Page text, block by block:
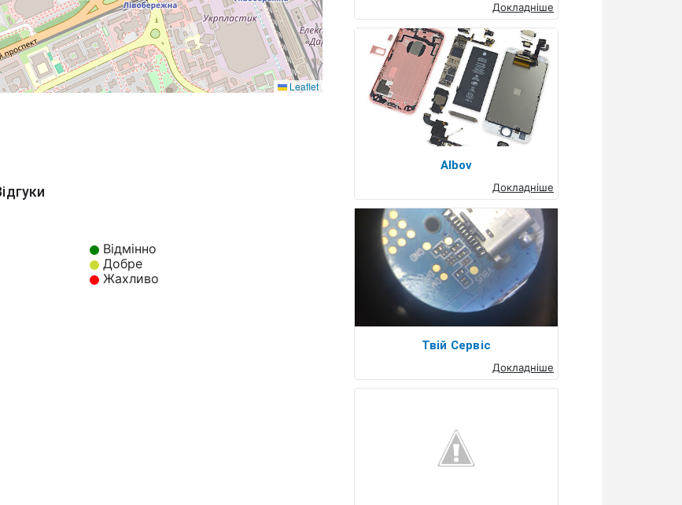
Leaflet
Відмінно
Добре
Жахливо
Докладніше
Albov
Докладніше
Твій Сервіс
Докладніше